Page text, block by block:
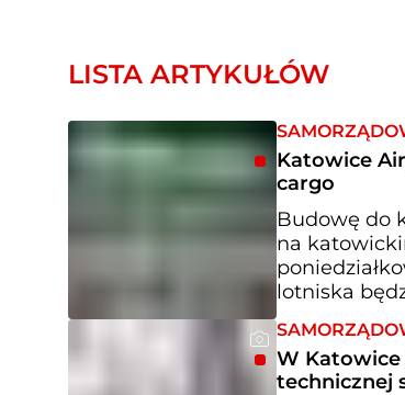
LISTA ARTYKUŁÓW
Katowice
cargo
Budowę do
na
lotniska
W Katowice
technicznej